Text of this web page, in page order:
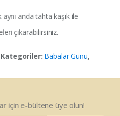
anda tahta kaşık ile
çıkarabilirsiniz.
Kategoriler: Babalar Günü,
için e-bültene üye olun!